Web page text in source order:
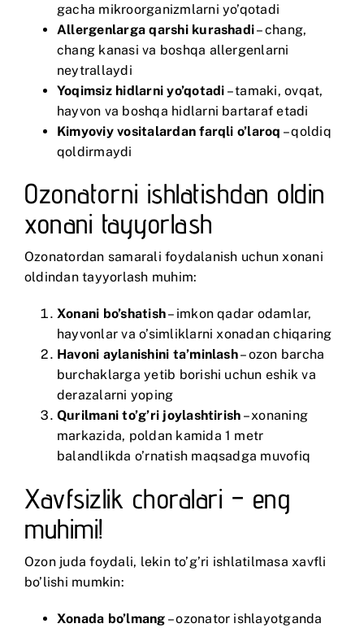
gacha mikroorganizmlarni yo’qotadi
Allergenlarga qarshi kurashadi– chang,
chang kanasi va boshqa allergenlarni
neytrallaydi
Yoqimsiz hidlarni yo’qotadi – tamaki, ovqat,
hayvon va boshqa hidlarni bartaraf etadi
Kimyoviy vositalardan farqli o’laroq – qoldiq
qoldirmaydi
Ozonatorni ishlatishdan oldin
xonani tayyorlash
Ozonatordan samarali foydalanish uchun xonani
oldindan tayyorlash muhim:
Xonani bo’shatish– imkon qadar odamlar,
hayvonlar va o’simliklarni xonadan chiqaring
Havoni aylanishini ta’minlash– ozon barcha
burchaklarga yetib borishi uchun eshik va
derazalarni yoping
Qurilmani to’g’ri joylashtirish – xonaning
markazida, poldan kamida 1 metr
balandlikda o’rnatish maqsadga muvofiq
Xavfsizlik choralari – eng
muhimi!
Ozon juda foydali, lekin to’g’ri ishlatilmasa xavfli
bo’lishi mumkin:
Xonada bo’lmang – ozonator ishlayotganda